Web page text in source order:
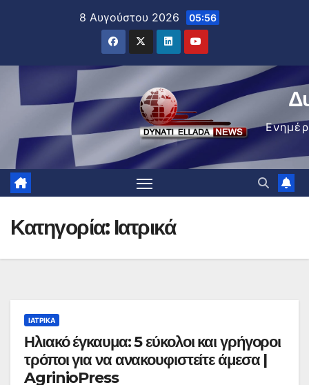
8 Αυγούστου 2026 05:56
Κατηγορία: Ιατρικά
ΙΑΤΡΙΚΆ
Ηλιακό έγκαυμα: 5 εύκολοι και γρήγοροι
τρόποι για να ανακουφιστείτε άμεσα |
AgrinioPress